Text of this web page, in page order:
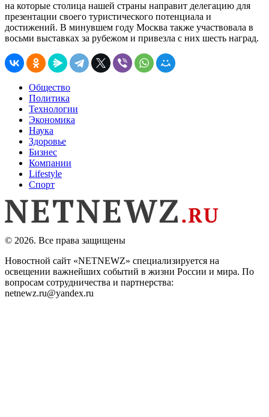
на которые столица нашей страны направит делегацию для
презентации своего туристического потенциала и
достижений. В минувшем году Москва также участвовала в
восьми выставках за рубежом и привезла с них шесть наград.
Общество
Политика
Технологии
Экономика
Наука
Здоровье
Бизнес
Компании
Lifestyle
Спорт
© 2026. Все права защищены
Новостной сайт «NETNEWZ» специализируется на
освещении важнейших событий в жизни России и мира. По
вопросам сотрудничества и партнерства:
netnewz.ru@yandex.ru